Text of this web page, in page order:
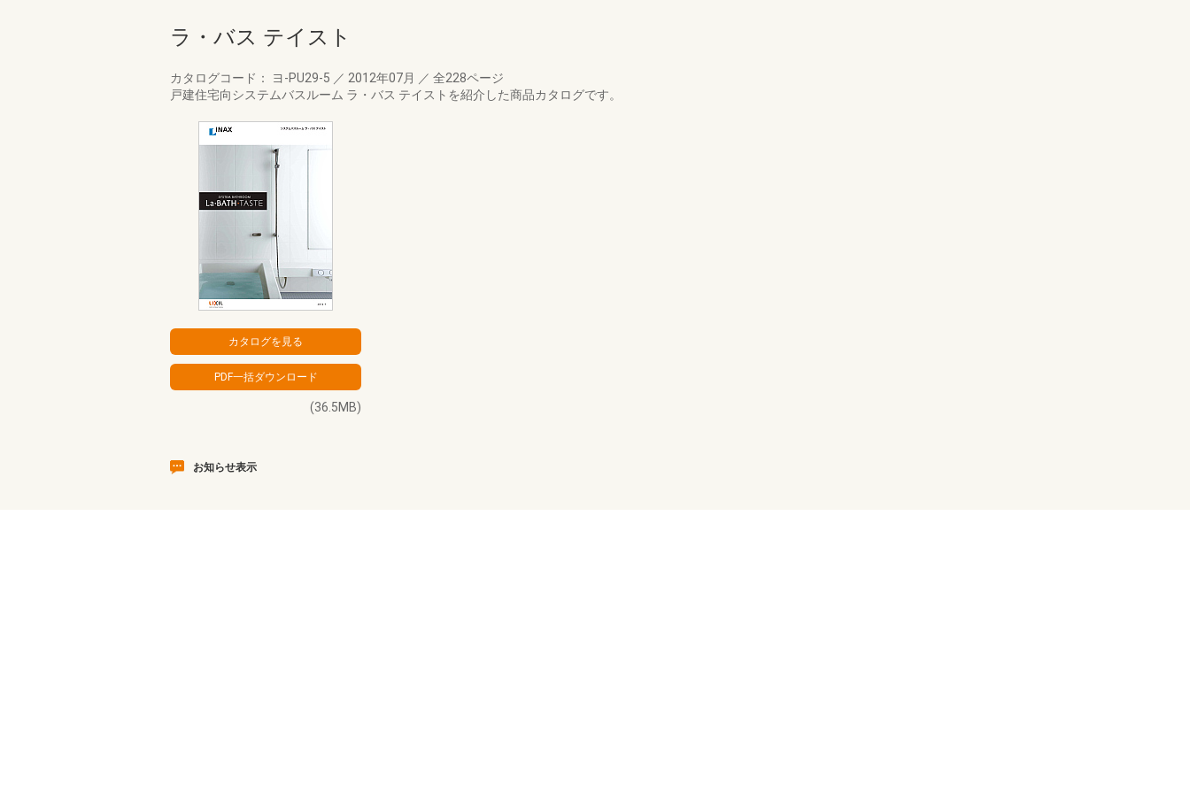
ラ・バス テイスト
カタログコード： ヨ-PU29-5 ／ 2012年07月 ／ 全228ページ
戸建住宅向システムバスルーム ラ・バス テイストを紹介した商品カタログです。
(36.5MB)
お知らせ表示